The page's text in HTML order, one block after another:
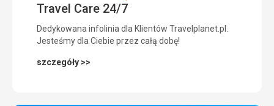
Travel Care 24/7
Dedykowana infolinia dla Klientów Travelplanet.pl.
Jesteśmy dla Ciebie przez całą dobę!
szczegóły >>